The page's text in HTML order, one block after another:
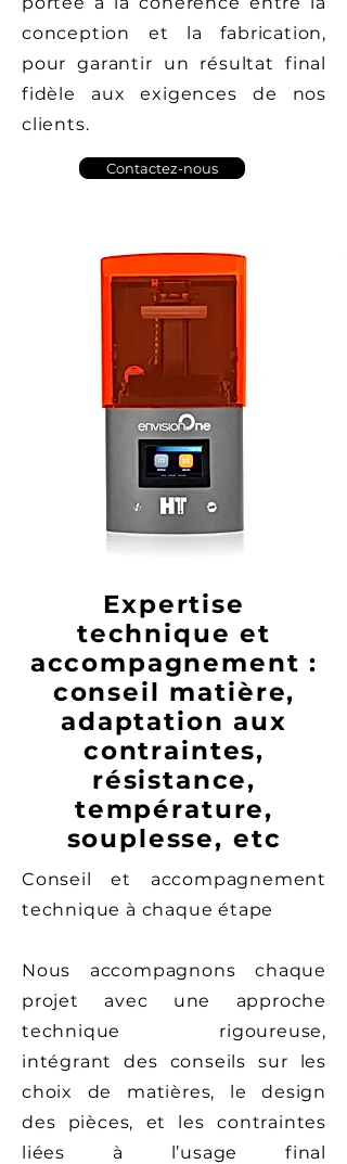
conception et la fabrication,
pour garantir un résultat final
fidèle aux exigences de nos
clients.
Contactez-nous
Expertise
technique et
accompagnement :
conseil matière,
adaptation aux
contraintes,
résistance,
température,
souplesse, etc
Conseil et accompagnement
technique à chaque étape
Nous accompagnons chaque
projet avec une approche
technique rigoureuse,
intégrant des conseils sur les
choix de matières, le design
des pièces, et les contraintes
liées à l’usage final